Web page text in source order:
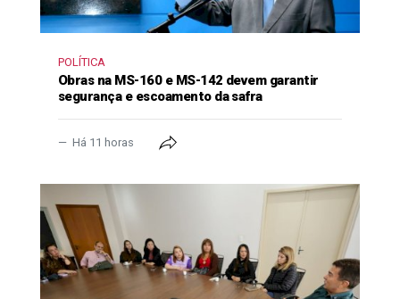
POLÍTICA
Obras na MS-160 e MS-142 devem garantir
segurança e escoamento da safra
Há 11 horas